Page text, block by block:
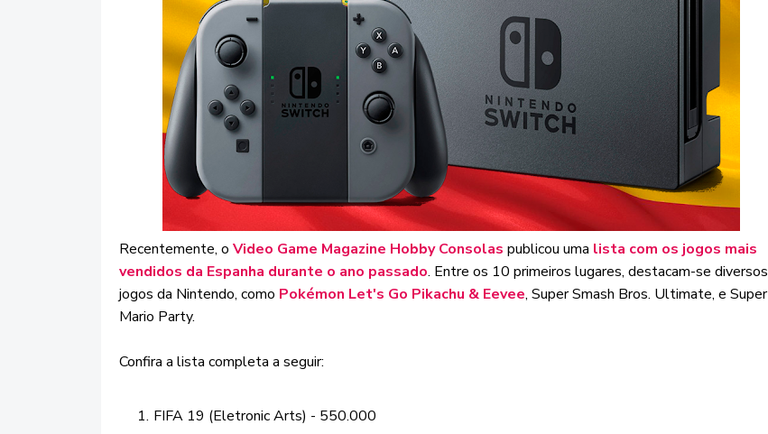
Recentemente, o Video Game Magazine Hobby Consolas publicou uma lista com os jogos mais
vendidos da Espanha durante o ano passado. Entre os 10 primeiros lugares, destacam-se diversos
jogos da Nintendo, como Pokémon Let's Go Pikachu & Eevee, Super Smash Bros. Ultimate, e Super
Mario Party.
Confira a lista completa a seguir:
FIFA 19 (Eletronic Arts) - 550.000